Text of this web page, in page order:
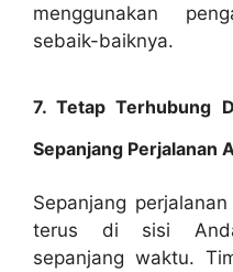
menggunakan
sebaik-baiknya.
7. Tetap Terhubung
Sepanjang Perjalanan
Sepanjang
terus di sisi
sepanjang waktu.